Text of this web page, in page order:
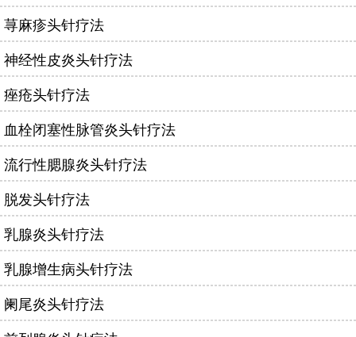
荨麻疹头针疗法
神经性皮炎头针疗法
痤疮头针疗法
血栓闭塞性脉管炎头针疗法
流行性腮腺炎头针疗法
脱发头针疗法
乳腺炎头针疗法
乳腺增生病头针疗法
阑尾炎头针疗法